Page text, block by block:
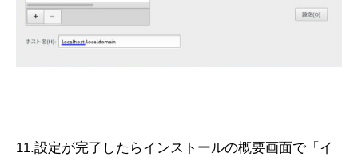
11.設定が完了したらインストールの概要画面で「イ